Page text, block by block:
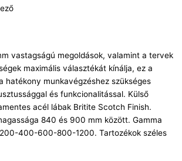
vastagságú megoldások, valamint a tervek
maximális választékát kínálja, ez a
hatékony munkavégzéshez szükséges
és funkcionalitással. Külső
acél lábak Britite Scotch Finish.
840 és 900 mm között. Gamma
400-600-800-1200. Tartozékok széles